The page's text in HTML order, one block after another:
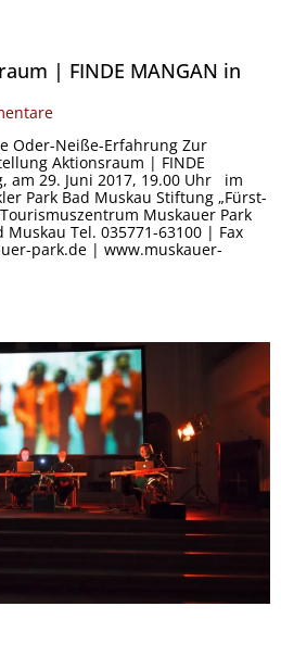
| FINDE MANGAN in
Oder-Neiße-Erfahrung Zur
Aktionsraum | FINDE
am 29. Juni 2017, 19.00 Uhr im
Park Bad Muskau Stiftung „Fürst-
Muskauer Park
Muskau Tel. 035771-63100 | Fax
park.de | www.muskauer-